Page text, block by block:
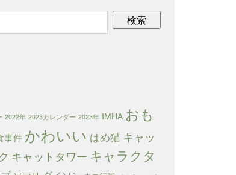
2022年 2023カレンダー 2023年 IMHA おも
事件 かわいい はめ猫 キャッ
キャットタワー キャラクタ